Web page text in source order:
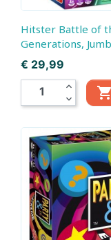
Hitster Battle of the
Generations,
Prijs
€ 29,99
expand_less
expand_more
